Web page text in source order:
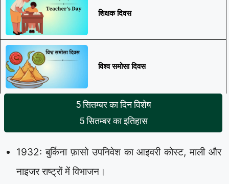
शिक्षक दिवस
विश्व समोसा दिवस
5 सितम्बर का दिन विशेष
5 सितम्बर का इतिहास
1932: बुर्किना फ़ासो उपनिवेश का आइवरी कोस्ट, माली और
नाइजर राष्ट्रों में विभाजन।